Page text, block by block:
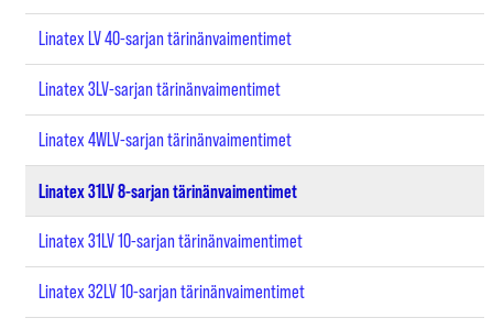
Linatex LV 40-sarjan tärinänvaimentimet
Linatex 3LV-sarjan tärinänvaimentimet
Linatex 4WLV-sarjan tärinänvaimentimet
Linatex 31LV 8-sarjan tärinänvaimentimet
Linatex 31LV 10-sarjan tärinänvaimentimet
Linatex 32LV 10-sarjan tärinänvaimentimet